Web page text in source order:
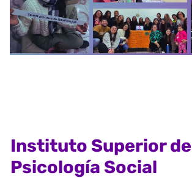
Instituto Superior de
Psicología Social